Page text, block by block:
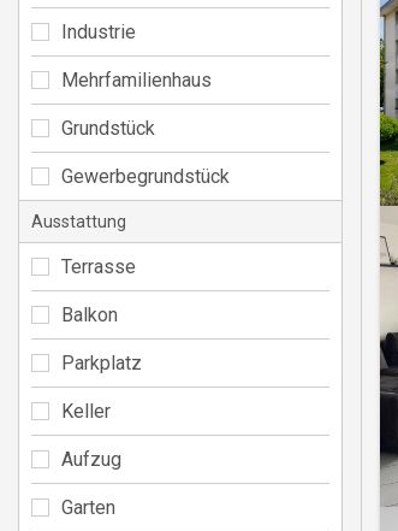
Industrie
Mehrfamilienhaus
Grundstück
Gewerbegrundstück
Ausstattung
Terrasse
Balkon
Parkplatz
Keller
Aufzug
Garten